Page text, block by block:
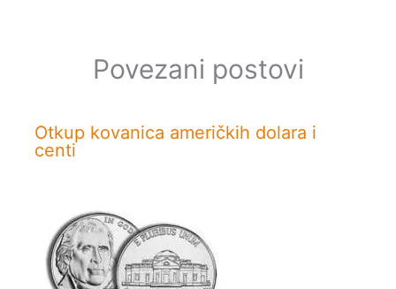
Povezani postovi
Otkup kovanica američkih dolara i
centi